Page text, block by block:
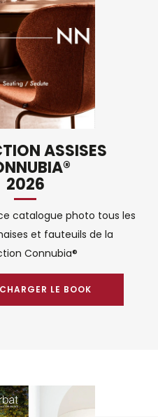
ASSISES
2026
catalogue photo tous les
et fauteuils de la
Connubia®
LE BOOK